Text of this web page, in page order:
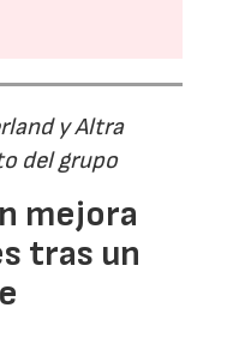
y Altra
del grupo
mejora
tras un